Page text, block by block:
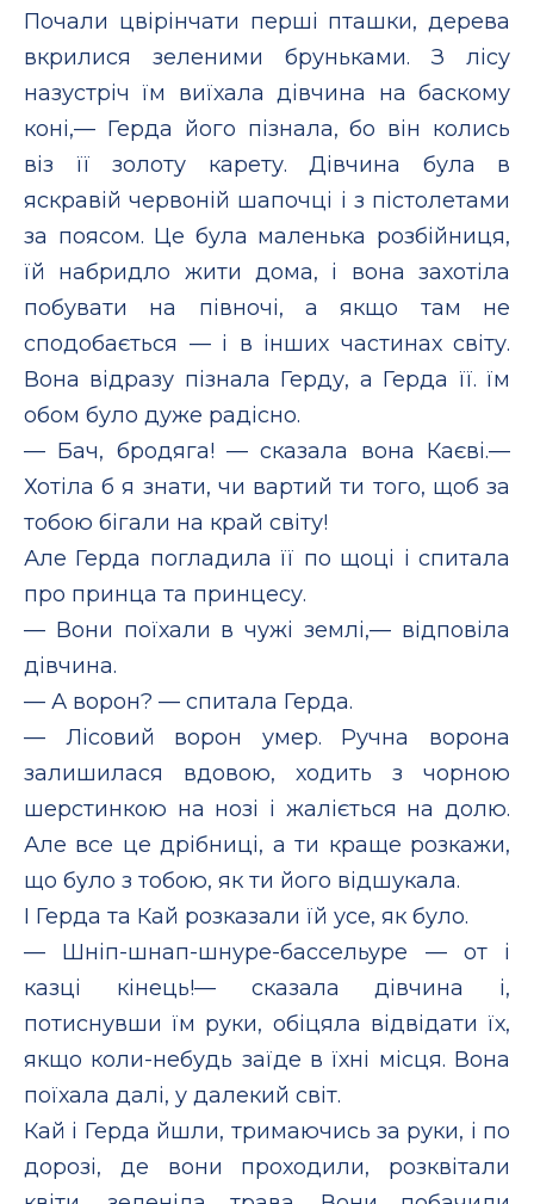
Почали цвірінчати перші пташки, дерева
вкрилися зеленими бруньками. З лісу
назустріч їм виїхала дівчина на баскому
коні,— Герда його пізнала, бо він колись
віз її золоту карету. Дівчина була в
яскравій червоній шапочці і з пістолетами
за поясом. Це була маленька розбійниця,
їй набридло жити дома, і вона захотіла
побувати на півночі, а якщо там не
сподобається — і в інших частинах світу.
Вона відразу пізнала Герду, а Герда її. їм
обом було дуже радісно.
— Бач, бродяга! — сказала вона Каєві.—
Хотіла б я знати, чи вартий ти того, щоб за
тобою бігали на край світу!
Але Герда погладила її по щоці і спитала
про принца та принцесу.
— Вони поїхали в чужі землі,— відповіла
дівчина.
— А ворон? — спитала Герда.
— Лісовий ворон умер. Ручна ворона
залишилася вдовою, ходить з чорною
шерстинкою на нозі і жаліється на долю.
Але все це дрібниці, а ти краще розкажи,
що було з тобою, як ти його відшукала.
І Герда та Кай розказали їй усе, як було.
— Шніп-шнап-шнуре-бассельуре — от і
казці кінець!— сказала дівчина і,
потиснувши їм руки, обіцяла відвідати їх,
якщо коли-небудь заїде в їхні місця. Вона
поїхала далі, у далекий світ.
Кай і Герда йшли, тримаючись за руки, і по
дорозі, де вони проходили, розквітали